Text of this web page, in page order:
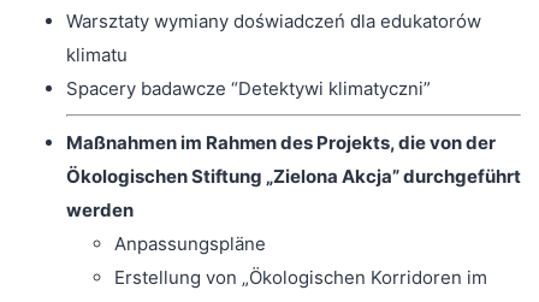
Warsztaty wymiany doświadczeń dla edukatorów
klimatu
Spacery badawcze “Detektywi klimatyczni”
Maßnahmen im Rahmen des Projekts, die von der
Ökologischen Stiftung „Zielona Akcja” durchgeführt
werden
Anpassungspläne
Erstellung von „Ökologischen Korridoren im